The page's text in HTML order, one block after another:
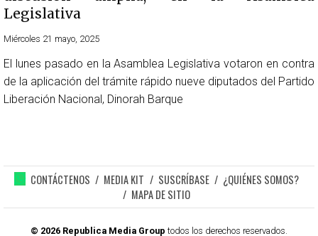
Legislativa
Miércoles 21 mayo, 2025
El lunes pasado en la Asamblea Legislativa votaron en contra
de la aplicación del trámite rápido nueve diputados del Partido
Liberación Nacional, Dinorah Barque
CONTÁCTENOS MEDIA KIT SUSCRÍBASE
¿QUIÉNES SOMOS?
MAPA DE SITIO
© 2026 Republica Media Group todos los derechos reservados.